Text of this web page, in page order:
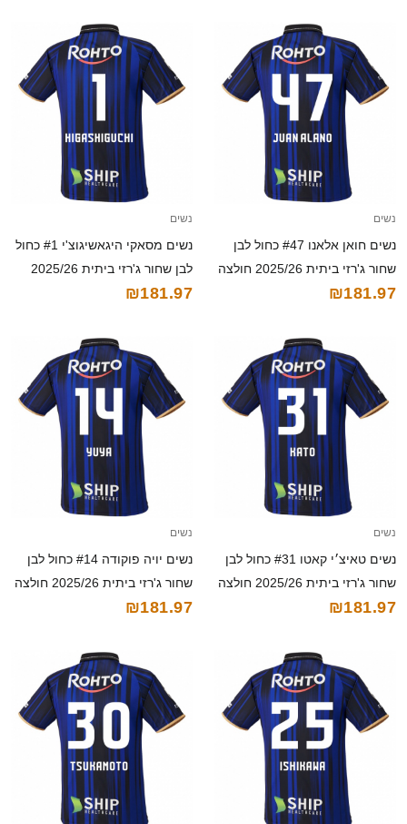
נשים
נשים חואן אלאנו #47 כחול לבן
שחור ג'רזי ביתית 2025/26 חולצה
קצרה
₪181.97
נשים
נשים מסאקי היגאשיגוצ'י #1 כחול
לבן שחור ג'רזי ביתית 2025/26
חולצה קצרה
₪181.97
נשים
נשים טאיצ׳י קאטו #31 כחול לבן
שחור ג'רזי ביתית 2025/26 חולצה
קצרה
₪181.97
נשים
נשים יויה פוקודה #14 כחול לבן
שחור ג'רזי ביתית 2025/26 חולצה
קצרה
₪181.97